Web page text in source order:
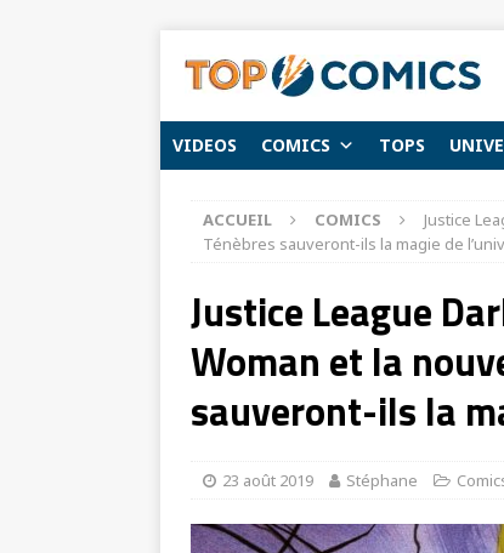
VIDEOS COMICS TOPS
ACCUEIL COMICS
Justice
Ténèbres sauveront-ils la magie de
Justice League
Woman et la
sauveront-ils la
23 août 2019 Stéphane